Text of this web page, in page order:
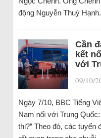
động Nguyễn Thuý
Cần
kết
với
09/10/
Ngày 7/10, BBC Tiếng
Nam nối với Trung
thi?” Theo đó, các